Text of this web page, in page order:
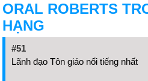
ORAL ROBERTS
HẠNG
#51
Lãnh đạo Tôn giáo nổi tiếng nhất